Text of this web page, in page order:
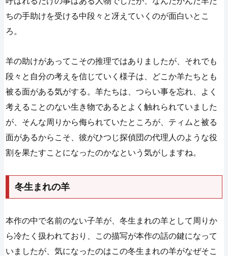
ちの手助けを受ける中段々と冴えていくのが面白いとこ
ろ。
羊の助けがあってこその推理ではありましたが、それでも
段々と自分の考えを信じていく様子は、どこか羊たちとも
被る面がある気がする。羊たちは、つらい事を忘れ、よく
考えることのない生き物であるとよく触れられていました
が、そんな周りから侮られていたところが、ティムと被る
面があるからこそ、彼がひつじ探偵団の代理人のような役
割を果たすことになったのかなという気がしますね。
冬生まれの羊
本作の中で名前のない子羊が、冬生まれの羊として周りか
ら冷たく扱われており、この描写が本作の話の鍵になって
いましたが、気になったのはこの冬生まれの羊がなぜそこ